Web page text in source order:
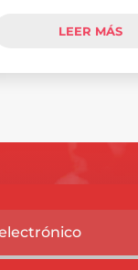
LEER MÁS